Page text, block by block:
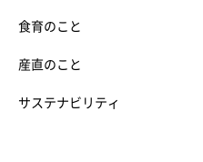
食育のこと
産直のこと
サステナビリティ